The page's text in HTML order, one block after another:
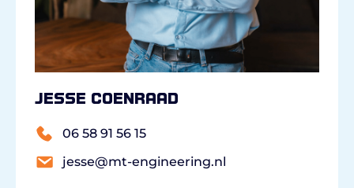
Jesse Coenraad
06 58 91 56 15
jesse@mt-engineering.nl